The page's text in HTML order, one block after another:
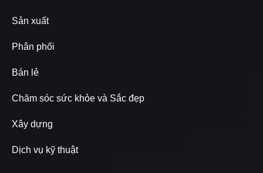
Sản xuất
Phân phối
Bán lẻ
Chăm sóc sức khỏe và Sắc đẹp
Xây dựng
Dịch vụ kỹ thuật